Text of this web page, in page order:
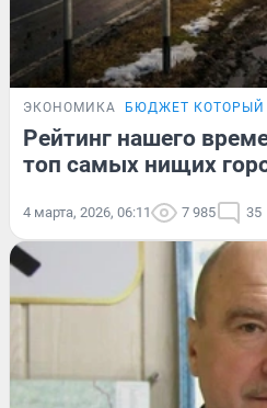
ЭКОНОМИКА БЮДЖЕТ КОТОРЫЙ
Рейтинг нашего
топ самых нищих
4 марта, 2026, 06:11 7 985 35